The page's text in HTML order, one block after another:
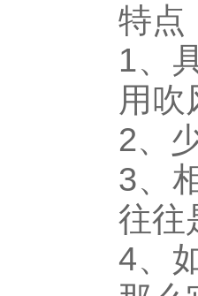
特点
1、
用吹
2、
3、
往往
4、